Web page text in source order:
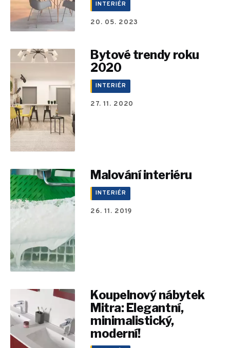
INTERIÉR
20. 05. 2023
Bytové trendy roku
2020
INTERIÉR
27. 11. 2020
Malování interiéru
INTERIÉR
26. 11. 2019
Koupelnový nábytek
Mitra: Elegantní,
minimalistický,
moderní!